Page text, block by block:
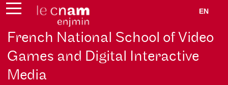
EN
French National School of Video
Games and Digital Interactive
Media